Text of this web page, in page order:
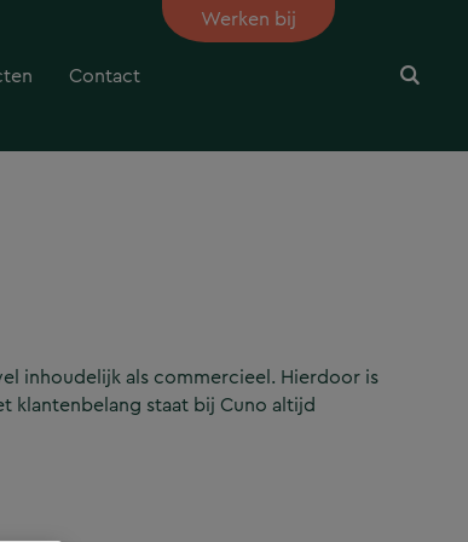
Contact
Werken bij
inhoudelijk als commercieel. Hierdoor is
klantenbelang staat bij Cuno altijd